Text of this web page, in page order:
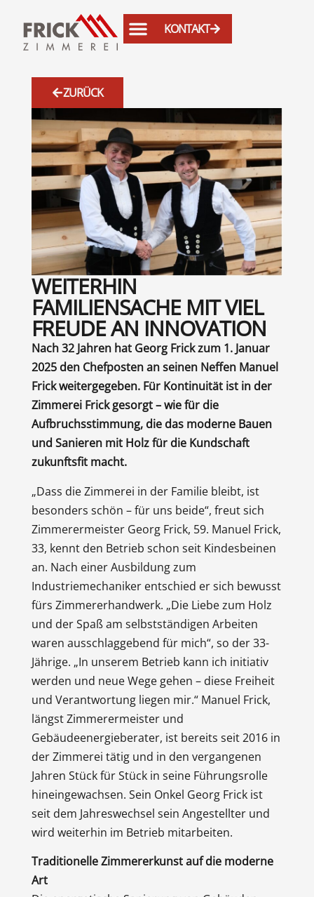
KONTAKT
ZURÜCK
WEITERHIN
FAMILIENSACHE MIT VIEL
FREUDE AN INNOVATION
Nach 32 Jahren hat Georg Frick zum 1. Januar
2025 den Chefposten an seinen Neffen Manuel
Frick weitergegeben. Für Kontinuität ist in der
Zimmerei Frick gesorgt – wie für die
Aufbruchsstimmung, die das moderne Bauen
und Sanieren mit Holz für die Kundschaft
zukunftsfit macht.
„Dass die Zimmerei in der Familie bleibt, ist
besonders schön – für uns beide“, freut sich
Zimmerermeister Georg Frick, 59. Manuel Frick,
33, kennt den Betrieb schon seit Kindesbeinen
an. Nach einer Ausbildung zum
Industriemechaniker entschied er sich bewusst
fürs Zimmererhandwerk. „Die Liebe zum Holz
und der Spaß am selbstständigen Arbeiten
waren ausschlaggebend für mich“, so der 33-
Jährige. „In unserem Betrieb kann ich initiativ
werden und neue Wege gehen – diese Freiheit
und Verantwortung liegen mir.“ Manuel Frick,
längst Zimmerermeister und
Gebäudeenergieberater, ist bereits seit 2016 in
der Zimmerei tätig und in den vergangenen
Jahren Stück für Stück in seine Führungsrolle
hineingewachsen. Sein Onkel Georg Frick ist
seit dem Jahreswechsel sein Angestellter und
wird weiterhin im Betrieb mitarbeiten.
Traditionelle Zimmererkunst auf die moderne
Art